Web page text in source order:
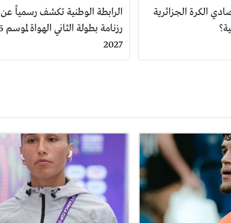
الكرة الجزائرية
الرابطة الوطنية تكشف رسمياً عن
2027